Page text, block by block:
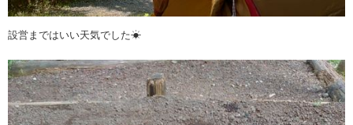
設営まではいい天気でした☀